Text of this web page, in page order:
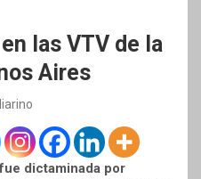
las VTV de la
Aires
dictaminada por